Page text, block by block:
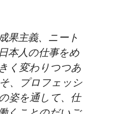
果主義、ニート
本人の仕事をめ
く変わりつつあ
、プロフェッシ
姿を通して、仕